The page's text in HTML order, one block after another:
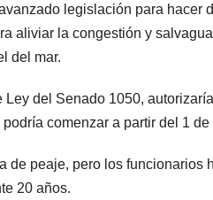
legislación para hacer
aliviar la congestión y
del mar.
del Senado 1050,
comenzar a partir del 1
de peaje, pero los funcionarios
20 años.